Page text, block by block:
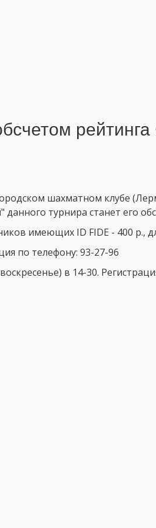
шахматном клубе
турнира станет его
имеющих ID FIDE - 400 р.,
по телефону: 93-27-96
в 14-30.